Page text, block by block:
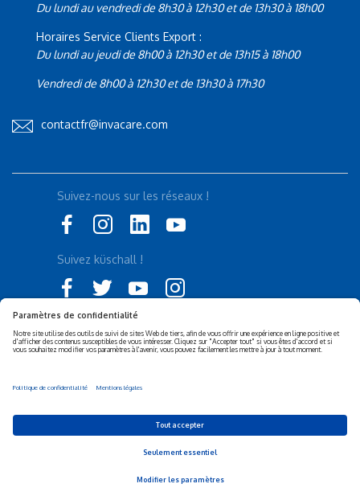
Du lundi au vendredi de 8h30 à 12h30 et de 13h30 à 18h00
Horaires Service Clients Export :
Du lundi au jeudi de 8h00 à 12h30 et de 13h15 à 18h00
Vendredi de 8h00 à 12h30 et de 13h30 à 17h30
contactfr@invacare.com
Déclaration d'accessibilité
Politique de confidentialité
Responsabilité sociétale de
© 2026 Invacare Corporation - All rights reserved.
Suivez-nous sur les réseaux !
Suivez küschall !